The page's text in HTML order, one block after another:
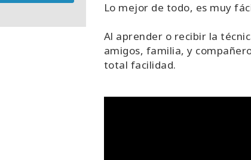
Lo mejor de todo, es muy
Al aprender o recibir la
amigos, familia, y
total facilidad.